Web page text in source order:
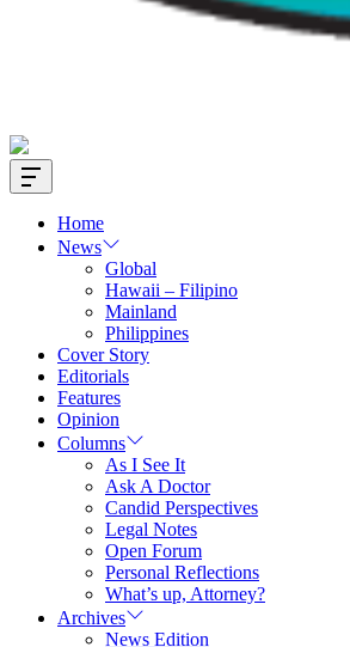
Offcanvas
Widget
Home
News
Global
Hawaii – Filipino
Mainland
Philippines
Cover Story
Editorials
Features
Opinion
Columns
As I See It
Ask A Doctor
Candid Perspectives
Legal Notes
Open Forum
Personal Reflections
What’s up, Attorney?
Archives
News Edition